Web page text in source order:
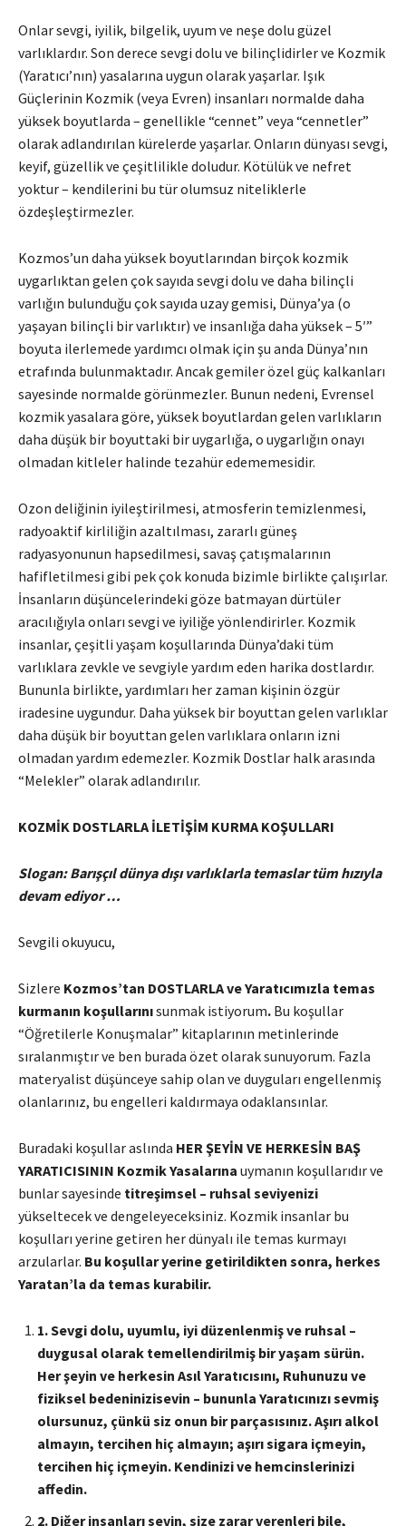
Onlar sevgi, iyilik, bilgelik, uyum ve neşe dolu güzel
varlıklardır. Son derece sevgi dolu ve bilinçlidirler ve Kozmik
(Yaratıcı’nın) yasalarına uygun olarak yaşarlar. Işık
Güçlerinin Kozmik (veya Evren) insanları normalde daha
yüksek boyutlarda – genellikle “cennet” veya “cennetler”
olarak adlandırılan kürelerde yaşarlar. Onların dünyası sevgi,
keyif, güzellik ve çeşitlilikle doludur. Kötülük ve nefret
yoktur – kendilerini bu tür olumsuz niteliklerle
özdeşleştirmezler.
Kozmos’un daha yüksek boyutlarından birçok kozmik
uygarlıktan gelen çok sayıda sevgi dolu ve daha bilinçli
varlığın bulunduğu çok sayıda uzay gemisi, Dünya’ya (o
yaşayan bilinçli bir varlıktır) ve insanlığa daha yüksek – 5′”
boyuta ilerlemede yardımcı olmak için şu anda Dünya’nın
etrafında bulunmaktadır. Ancak gemiler özel güç kalkanları
sayesinde normalde görünmezler. Bunun nedeni, Evrensel
kozmik yasalara göre, yüksek boyutlardan gelen varlıkların
daha düşük bir boyuttaki bir uygarlığa, o uygarlığın onayı
olmadan kitleler halinde tezahür edememesidir.
Ozon deliğinin iyileştirilmesi, atmosferin temizlenmesi,
radyoaktif kirliliğin azaltılması, zararlı güneş
radyasyonunun hapsedilmesi, savaş çatışmalarının
hafifletilmesi gibi pek çok konuda bizimle birlikte çalışırlar.
İnsanların düşüncelerindeki göze batmayan dürtüler
aracılığıyla onları sevgi ve iyiliğe yönlendirirler. Kozmik
insanlar, çeşitli yaşam koşullarında Dünya’daki tüm
varlıklara zevkle ve sevgiyle yardım eden harika dostlardır.
Bununla birlikte, yardımları her zaman kişinin özgür
iradesine uygundur. Daha yüksek bir boyuttan gelen varlıklar
daha düşük bir boyuttan gelen varlıklara onların izni
olmadan yardım edemezler. Kozmik Dostlar halk arasında
“Melekler” olarak adlandırılır.
KOZMİK DOSTLARLA İLETİŞİM KURMA KOŞULLARI
Slogan: Barışçıl dünya dışı varlıklarla temaslar tüm hızıyla
devam ediyor …
Sevgili okuyucu,
Sizlere Kozmos’tan DOSTLARLA ve Yaratıcımızla temas
kurmanın koşullarınısunmak istiyorum. Bu koşullar
“Öğretilerle Konuşmalar” kitaplarının metinlerinde
sıralanmıştır ve ben burada özet olarak sunuyorum. Fazla
materyalist düşünceye sahip olan ve duyguları engellenmiş
olanlarınız, bu engelleri kaldırmaya odaklansınlar.
Buradaki koşullar aslında HER ŞEYİN VE HERKESİN BAŞ
YARATICISININ Kozmik Yasalarına uymanın koşullarıdır ve
bunlar sayesinde titreşimsel – ruhsal seviyenizi
yükseltecek ve dengeleyeceksiniz. Kozmik insanlar bu
koşulları yerine getiren her dünyalı ile temas kurmayı
arzularlar. Bu koşullar yerine getirildikten sonra, herkes
Yaratan’la da temas kurabilir.
1. Sevgi dolu, uyumlu, iyi düzenlenmiş ve ruhsal –
duygusal olarak temellendirilmiş bir yaşam sürün.
Her şeyin ve herkesin Asıl Yaratıcısını, Ruhunuzu ve
fiziksel bedeninizisevin – bununla Yaratıcınızı sevmiş
olursunuz, çünkü siz onun bir parçasısınız. Aşırı alkol
almayın, tercihen hiç almayın; aşırısigara içmeyin,
tercihen hiç içmeyin. Kendinizi ve hemcinslerinizi
affedin.
2. Diğer insanları sevin, size zarar verenleri bile,